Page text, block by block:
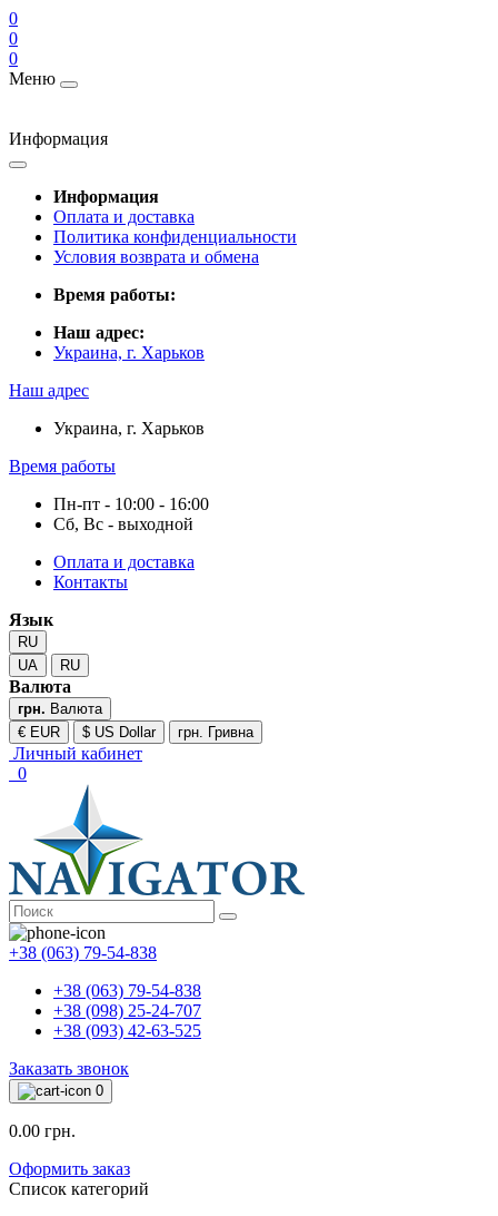
0
0
0
Меню
Информация
Информация
Оплата и доставка
Политика конфиденциальности
Условия возврата и обмена
Время работы:
Наш адрес:
Украина, г. Харьков
Наш адрес
Украина, г. Харьков
Время работы
Пн-пт - 10:00 - 16:00
Сб, Вс - выходной
Оплата и доставка
Контакты
Язык
RU
UA
RU
Валюта
грн. Валюта
€ EUR
$ US Dollar грн. Гривна
Личный кабинет
0
+38 (063) 79-54-838
+38 (063) 79-54-838
+38 (098) 25-24-707
+38 (093) 42-63-525
Заказать звонок
0
0.00 грн.
Оформить заказ
Список категорий